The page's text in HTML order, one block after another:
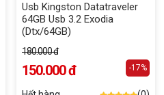
Usb Kingston Datatraveler
64GB Usb 3.2 Exodia
(Dtx/64GB)
180.000 đ
150.000 đ -17%